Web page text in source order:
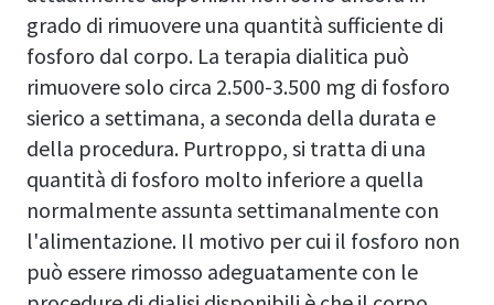
grado di rimuovere una quantità sufficiente di
fosforo dal corpo. La terapia dialitica può
rimuovere solo circa 2.500-3.500 mg di fosforo
sierico a settimana, a seconda della durata e
della procedura. Purtroppo, si tratta di una
quantità di fosforo molto inferiore a quella
normalmente assunta settimanalmente con
l'alimentazione. Il motivo per cui il fosforo non
può essere rimosso adeguatamente con le